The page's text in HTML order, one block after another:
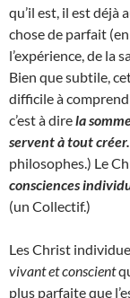
qu’il est, il est déjà
chose de parfait
l’expérience, de la
Bien que subtile,
difficile à
c’est à direla
servent à tout créer.
philosophes.) Le
consciences
(un Collectif.)
Les Christ
vivant et conscient
plus parfaite que